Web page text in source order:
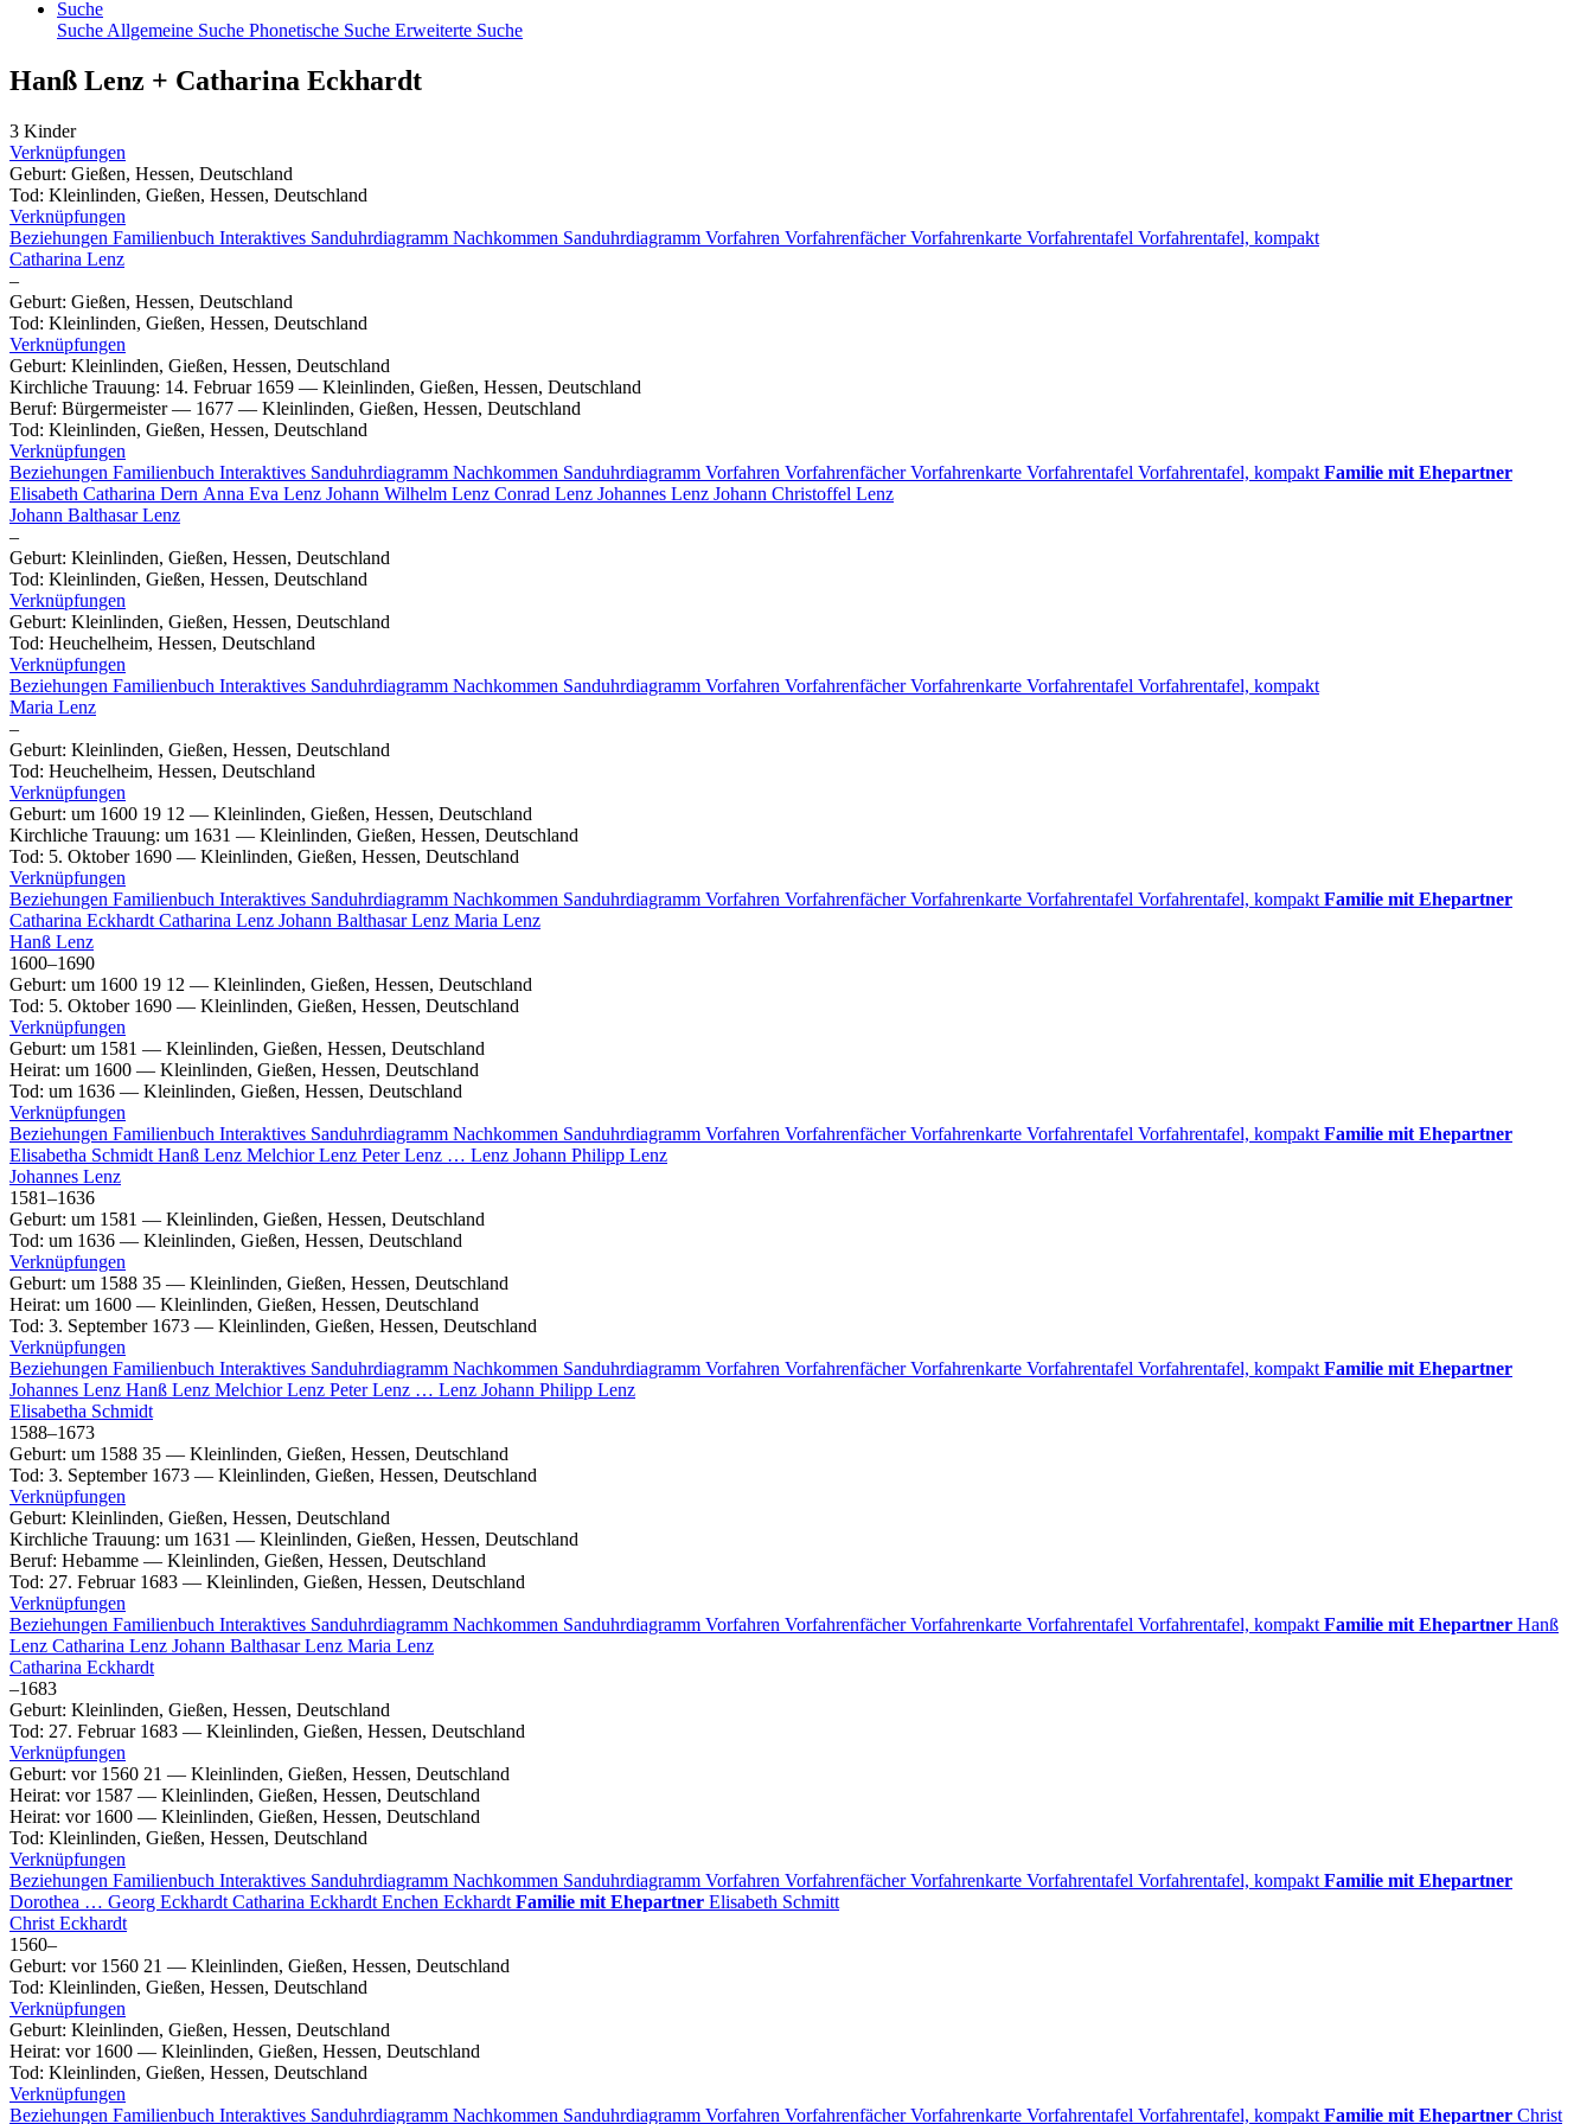
Suche
Suche Allgemeine Suche Phonetische Suche Erweiterte Suche
Hanß Lenz + Catharina Eckhardt
3 Kinder
Verknüpfungen
Geburt: Gießen, Hessen, Deutschland
Tod: Kleinlinden, Gießen, Hessen, Deutschland
Verknüpfungen
Beziehungen Familienbuch Interaktives Sanduhrdiagramm Nachkommen Sanduhrdiagramm Vorfahren VorfahrenfächerVorfahrenkarte Vorfahrentafel Vorfahrentafel, kompakt
Catharina Lenz
–
Geburt: Gießen, Hessen, Deutschland
Tod: Kleinlinden, Gießen, Hessen, Deutschland
Verknüpfungen
Geburt: Kleinlinden, Gießen, Hessen, Deutschland
Kirchliche Trauung: 14. Februar 1659 — Kleinlinden, Gießen, Hessen, Deutschland
Beruf: Bürgermeister— 1677 — Kleinlinden, Gießen, Hessen, Deutschland
Tod: Kleinlinden, Gießen, Hessen, Deutschland
Verknüpfungen
Beziehungen Familienbuch Interaktives Sanduhrdiagramm Nachkommen Sanduhrdiagramm Vorfahren VorfahrenfächerVorfahrenkarte Vorfahrentafel Vorfahrentafel, kompakt Familie mit Ehepartner
Elisabeth Catharina Dern Anna Eva Lenz Johann Wilhelm Lenz Conrad Lenz Johannes Lenz Johann Christoffel Lenz
Johann BalthasarLenz
–
Geburt: Kleinlinden, Gießen, Hessen, Deutschland
Tod: Kleinlinden, Gießen, Hessen, Deutschland
Verknüpfungen
Geburt: Kleinlinden, Gießen, Hessen, Deutschland
Tod: Heuchelheim, Hessen, Deutschland
Verknüpfungen
Beziehungen Familienbuch Interaktives Sanduhrdiagramm Nachkommen Sanduhrdiagramm Vorfahren VorfahrenfächerVorfahrenkarte Vorfahrentafel Vorfahrentafel, kompakt
Maria Lenz
–
Geburt: Kleinlinden, Gießen, Hessen, Deutschland
Tod: Heuchelheim, Hessen, Deutschland
Verknüpfungen
Geburt: um 1600 19 12 — Kleinlinden, Gießen, Hessen, Deutschland
Kirchliche Trauung: um 1631 — Kleinlinden, Gießen, Hessen, Deutschland
Tod: 5. Oktober 1690 — Kleinlinden, Gießen, Hessen, Deutschland
Verknüpfungen
Beziehungen Familienbuch Interaktives Sanduhrdiagramm Nachkommen Sanduhrdiagramm Vorfahren VorfahrenfächerVorfahrenkarte Vorfahrentafel Vorfahrentafel, kompakt Familie mit Ehepartner
Catharina Eckhardt Catharina Lenz Johann BalthasarLenz Maria Lenz
Hanß Lenz
1600–1690
Geburt: um 1600 19 12 — Kleinlinden, Gießen, Hessen, Deutschland
Tod: 5. Oktober 1690 — Kleinlinden, Gießen, Hessen, Deutschland
Verknüpfungen
Geburt: um 1581 — Kleinlinden, Gießen, Hessen, Deutschland
Heirat: um 1600 — Kleinlinden, Gießen, Hessen, Deutschland
Tod: um 1636 — Kleinlinden, Gießen, Hessen, Deutschland
Verknüpfungen
Beziehungen Familienbuch Interaktives Sanduhrdiagramm Nachkommen Sanduhrdiagramm Vorfahren VorfahrenfächerVorfahrenkarte Vorfahrentafel Vorfahrentafel, kompakt Familie mit Ehepartner
Elisabetha Schmidt Hanß Lenz MelchiorLenz PeterLenz … Lenz Johann Philipp Lenz
Johannes Lenz
1581–1636
Geburt: um 1581 — Kleinlinden, Gießen, Hessen, Deutschland
Tod: um 1636 — Kleinlinden, Gießen, Hessen, Deutschland
Verknüpfungen
Geburt: um 1588 35 — Kleinlinden, Gießen, Hessen, Deutschland
Heirat: um 1600 — Kleinlinden, Gießen, Hessen, Deutschland
Tod: 3. September 1673 — Kleinlinden, Gießen, Hessen, Deutschland
Verknüpfungen
Beziehungen Familienbuch Interaktives Sanduhrdiagramm Nachkommen Sanduhrdiagramm Vorfahren VorfahrenfächerVorfahrenkarte Vorfahrentafel Vorfahrentafel, kompakt Familie mit Ehepartner
Johannes Lenz Hanß Lenz MelchiorLenz PeterLenz … Lenz Johann Philipp Lenz
Elisabetha Schmidt
1588–1673
Geburt: um 1588 35 — Kleinlinden, Gießen, Hessen, Deutschland
Tod: 3. September 1673 — Kleinlinden, Gießen, Hessen, Deutschland
Verknüpfungen
Geburt: Kleinlinden, Gießen, Hessen, Deutschland
Kirchliche Trauung: um 1631 — Kleinlinden, Gießen, Hessen, Deutschland
Beruf: Hebamme — Kleinlinden, Gießen, Hessen, Deutschland
Tod: 27. Februar 1683 — Kleinlinden, Gießen, Hessen, Deutschland
Verknüpfungen
Beziehungen Familienbuch Interaktives Sanduhrdiagramm Nachkommen Sanduhrdiagramm Vorfahren VorfahrenfächerVorfahrenkarte Vorfahrentafel Vorfahrentafel, kompakt Familie mit Ehepartner Hanß
Lenz Catharina Lenz Johann BalthasarLenz Maria Lenz
Catharina Eckhardt
–1683
Geburt: Kleinlinden, Gießen, Hessen, Deutschland
Tod: 27. Februar 1683 — Kleinlinden, Gießen, Hessen, Deutschland
Verknüpfungen
Geburt: vor 1560 21 — Kleinlinden, Gießen, Hessen, Deutschland
Heirat: vor 1587 — Kleinlinden, Gießen, Hessen, Deutschland
Heirat: vor 1600 — Kleinlinden, Gießen, Hessen, Deutschland
Tod: Kleinlinden, Gießen, Hessen, Deutschland
Verknüpfungen
Beziehungen Familienbuch Interaktives Sanduhrdiagramm Nachkommen Sanduhrdiagramm Vorfahren VorfahrenfächerVorfahrenkarte Vorfahrentafel Vorfahrentafel, kompakt Familie mit Ehepartner
Dorothea … Georg Eckhardt Catharina Eckhardt Enchen Eckhardt Familie mit Ehepartner Elisabeth Schmitt
Christ Eckhardt
1560–
Geburt: vor 1560 21 — Kleinlinden, Gießen, Hessen, Deutschland
Tod: Kleinlinden, Gießen, Hessen, Deutschland
Verknüpfungen
Geburt: Kleinlinden, Gießen, Hessen, Deutschland
Heirat: vor 1600 — Kleinlinden, Gießen, Hessen, Deutschland
Tod: Kleinlinden, Gießen, Hessen, Deutschland
Verknüpfungen
Beziehungen Familienbuch Interaktives Sanduhrdiagramm Nachkommen Sanduhrdiagramm Vorfahren VorfahrenfächerVorfahrenkarte Vorfahrentafel Vorfahrentafel, kompakt Familie mit Ehepartner Christ